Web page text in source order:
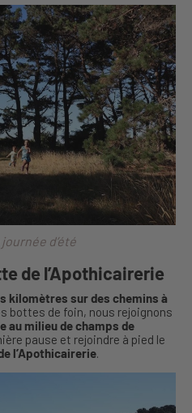
d’été
de l’Apothicairerie
kilomètres sur des chemins à
bottes de foin, nous rejoignons
au milieu de champs de
pause et rejoindre à pied le
l’Apothicairerie.